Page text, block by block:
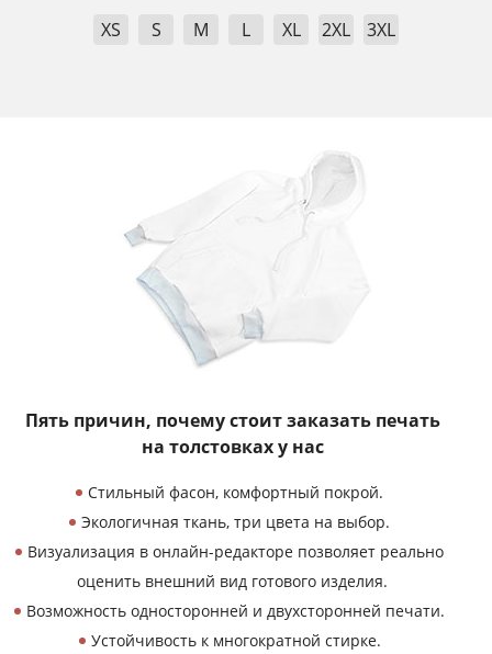
XS S M L XL 2XL 3XL
Пять причин, почемустоит заказать печать
на толстовках у нас
Стильный фасон, комфортный покрой.
Экологичная ткань, три цвета на выбор.
Визуализация в онлайн-редакторе позволяет реально
оценить внешний вид готового изделия.
Возможность односторонней и двухсторонней печати.
Устойчивость к многократной стирке.